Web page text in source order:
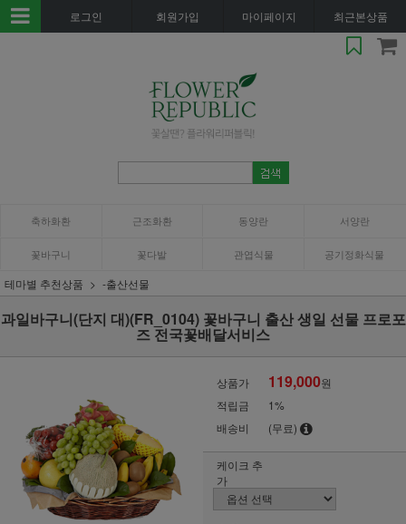
로그인 회원가입 마이페이지 최근본상품
축하화환 근조화환 동양란 서양란
꽃바구니 꽃다발 관엽식물 공기정화식물
테마별 추천상품 -출산선물
과일바구니(단지 대)(FR_0104) 꽃바구니 출산 생일 선물 프로포
즈 전국꽃배달서비스
상품가 119,000원
적립금
1%
배송비
(무료)
케이크 추
가